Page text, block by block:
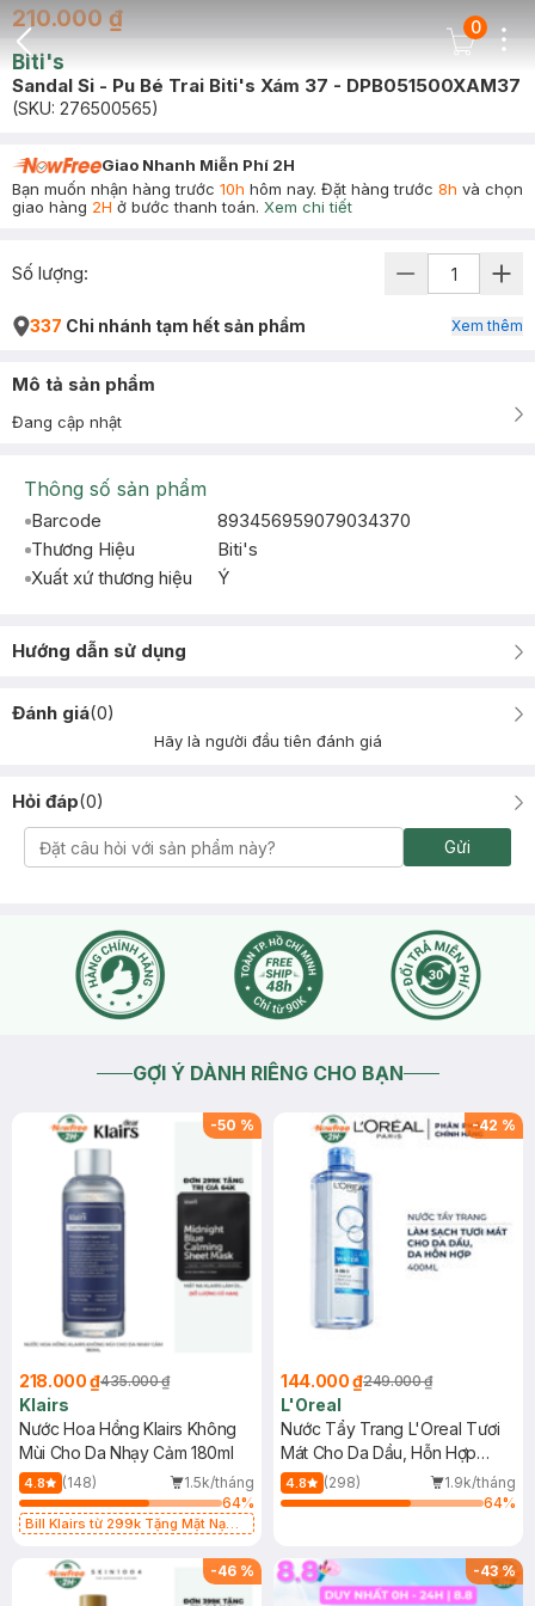
Back Icon
Cart Icon
0
210.000 ₫
Biti's
Sandal Si - Pu Bé Trai Biti's Xám 37 - DPB051500XAM37
(SKU: 276500565)
Giao Nhanh Miễn Phí 2H
Bạn muốn nhận hàng trước 10h hôm nay. Đặt hàng trước 8h và chọn
giao hàng 2H ở bước thanh toán. Xem chi tiết
Số lượng:
337 Chi nhánh tạm hết sản phẩm Xem thêm
Mô tả sản phẩm
Đang cập nhật
Thông số sản phẩm
Barcode
893456959079034370
Thương Hiệu
Biti's
Xuất xứ thương hiệu
Ý
Hướng dẫn sử dụng
Đánh giá(0)
Hãy là người đầu tiên đánh giá
Hỏi đáp(0)
Gửi
GỢI Ý DÀNH RIÊNG CHO BẠN
-50 %
218.000 ₫435.000 ₫
Klairs
Nước Hoa Hồng Klairs Không
Mùi Cho Da Nhạy Cảm 180ml
4.8 (148)
1.5k/tháng
64%
Bill Klairs từ 299k Tặng Mặt Nạ
25ml (SL Có Hạn)
-42 %
144.000 ₫249.000 ₫
L'Oreal
Nước Tẩy Trang L'Oreal Tươi
Mát Cho Da Dầu, Hỗn Hợp
400ml
4.8 (298)
1.9k/tháng
64%
-46 % -43%